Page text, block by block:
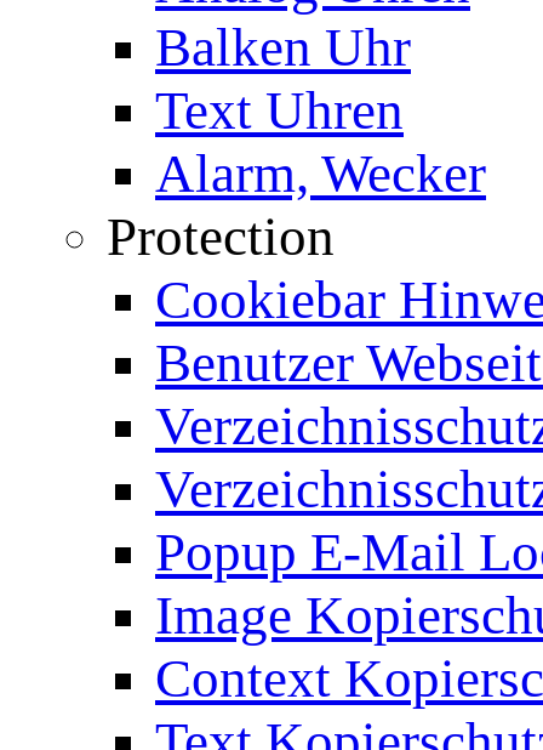
Balken Uhr
Text Uhren
Alarm, Wecker
Protection
Cookiebar
Benutzer
Popup E-Mail
Image
Context